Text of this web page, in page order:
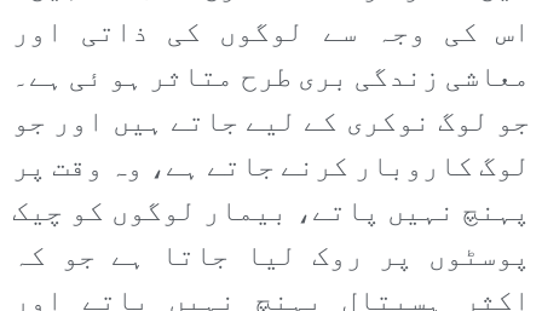
اس کی وجہ سے لوگوں کی ذاتی اور
معاشی زندگی بری طرح متاثر ہو ئی ہے۔
جو لوگ نوکری کے لیے جاتے ہیں اور جو
لوگ کاروبار کرنے جاتے ہے، وہ وقت پر
پہنچ نہیں پاتے، بیمار لوگوں کو چیک
پوسٹوں پر روک لیا جاتا ہے جو کہ